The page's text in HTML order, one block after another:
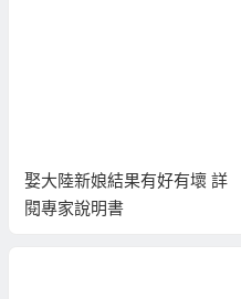
娶大陸新娘結果有好有壞 詳
閱專家說明書